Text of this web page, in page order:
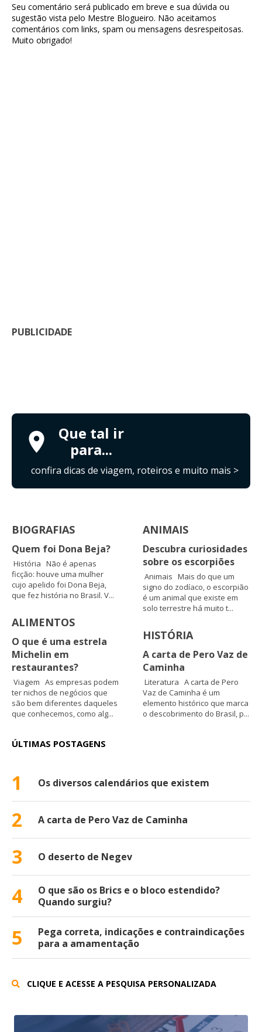
Seu comentário será publicado em breve e sua dúvida ou
sugestão vista pelo Mestre Blogueiro. Não aceitamos
comentários com links, spam ou mensagens desrespeitosas.
Muito obrigado!
PUBLICIDADE
Que tal ir
para...
confira dicas de viagem, roteiros e muito mais >
BIOGRAFIAS
Quem foi Dona Beja?
História Não é apenas
ficção: houve uma mulher
cujo apelido foi Dona Beja,
que fez história no Brasil. V...
ALIMENTOS
O que é uma estrela
Michelin em
restaurantes?
Viagem As empresas podem
ter nichos de negócios que
são bem diferentes daqueles
que conhecemos, como alg...
ANIMAIS
Descubra curiosidades
sobre os escorpiões
Animais Mais do que um
signo do zodíaco, o escorpião
é um animal que existe em
solo terrestre há muito t...
HISTÓRIA
A carta de Pero Vaz de
Caminha
Literatura A carta de Pero
Vaz de Caminha é um
elemento histórico que marca
o descobrimento do Brasil, p...
ÚLTIMAS POSTAGENS
1 Os diversos calendários que existem
2 A carta de Pero Vaz de Caminha
3 O deserto de Negev
4
O que são os Brics e o bloco estendido?
Quando surgiu?
5
Pega correta, indicações e contraindicações
para a amamentação
CLIQUE E ACESSE A PESQUISA PERSONALIZADA